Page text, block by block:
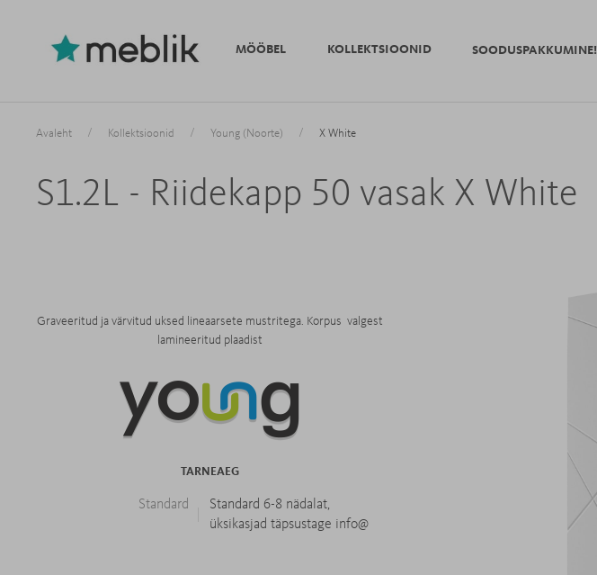
MÖÖBEL KOLLEKTSIOONID SOODUSPAKKUMINE!
Avaleht / Kollektsioonid / Young (Noorte) / X White
S1.2L - Riidekapp 50 vasak X White
Graveeritud ja värvitud uksed lineaarsete mustritega. Korpus valgest
lamineeritud plaadist
TARNEAEG
Standard
Standard 6-8 nädalat,
üksikasjad täpsustage info@